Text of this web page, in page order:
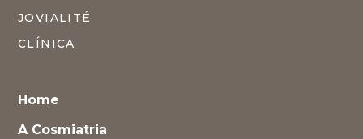
JOVIALITÉ
CLÍNICA
Home
A Cosmiatria